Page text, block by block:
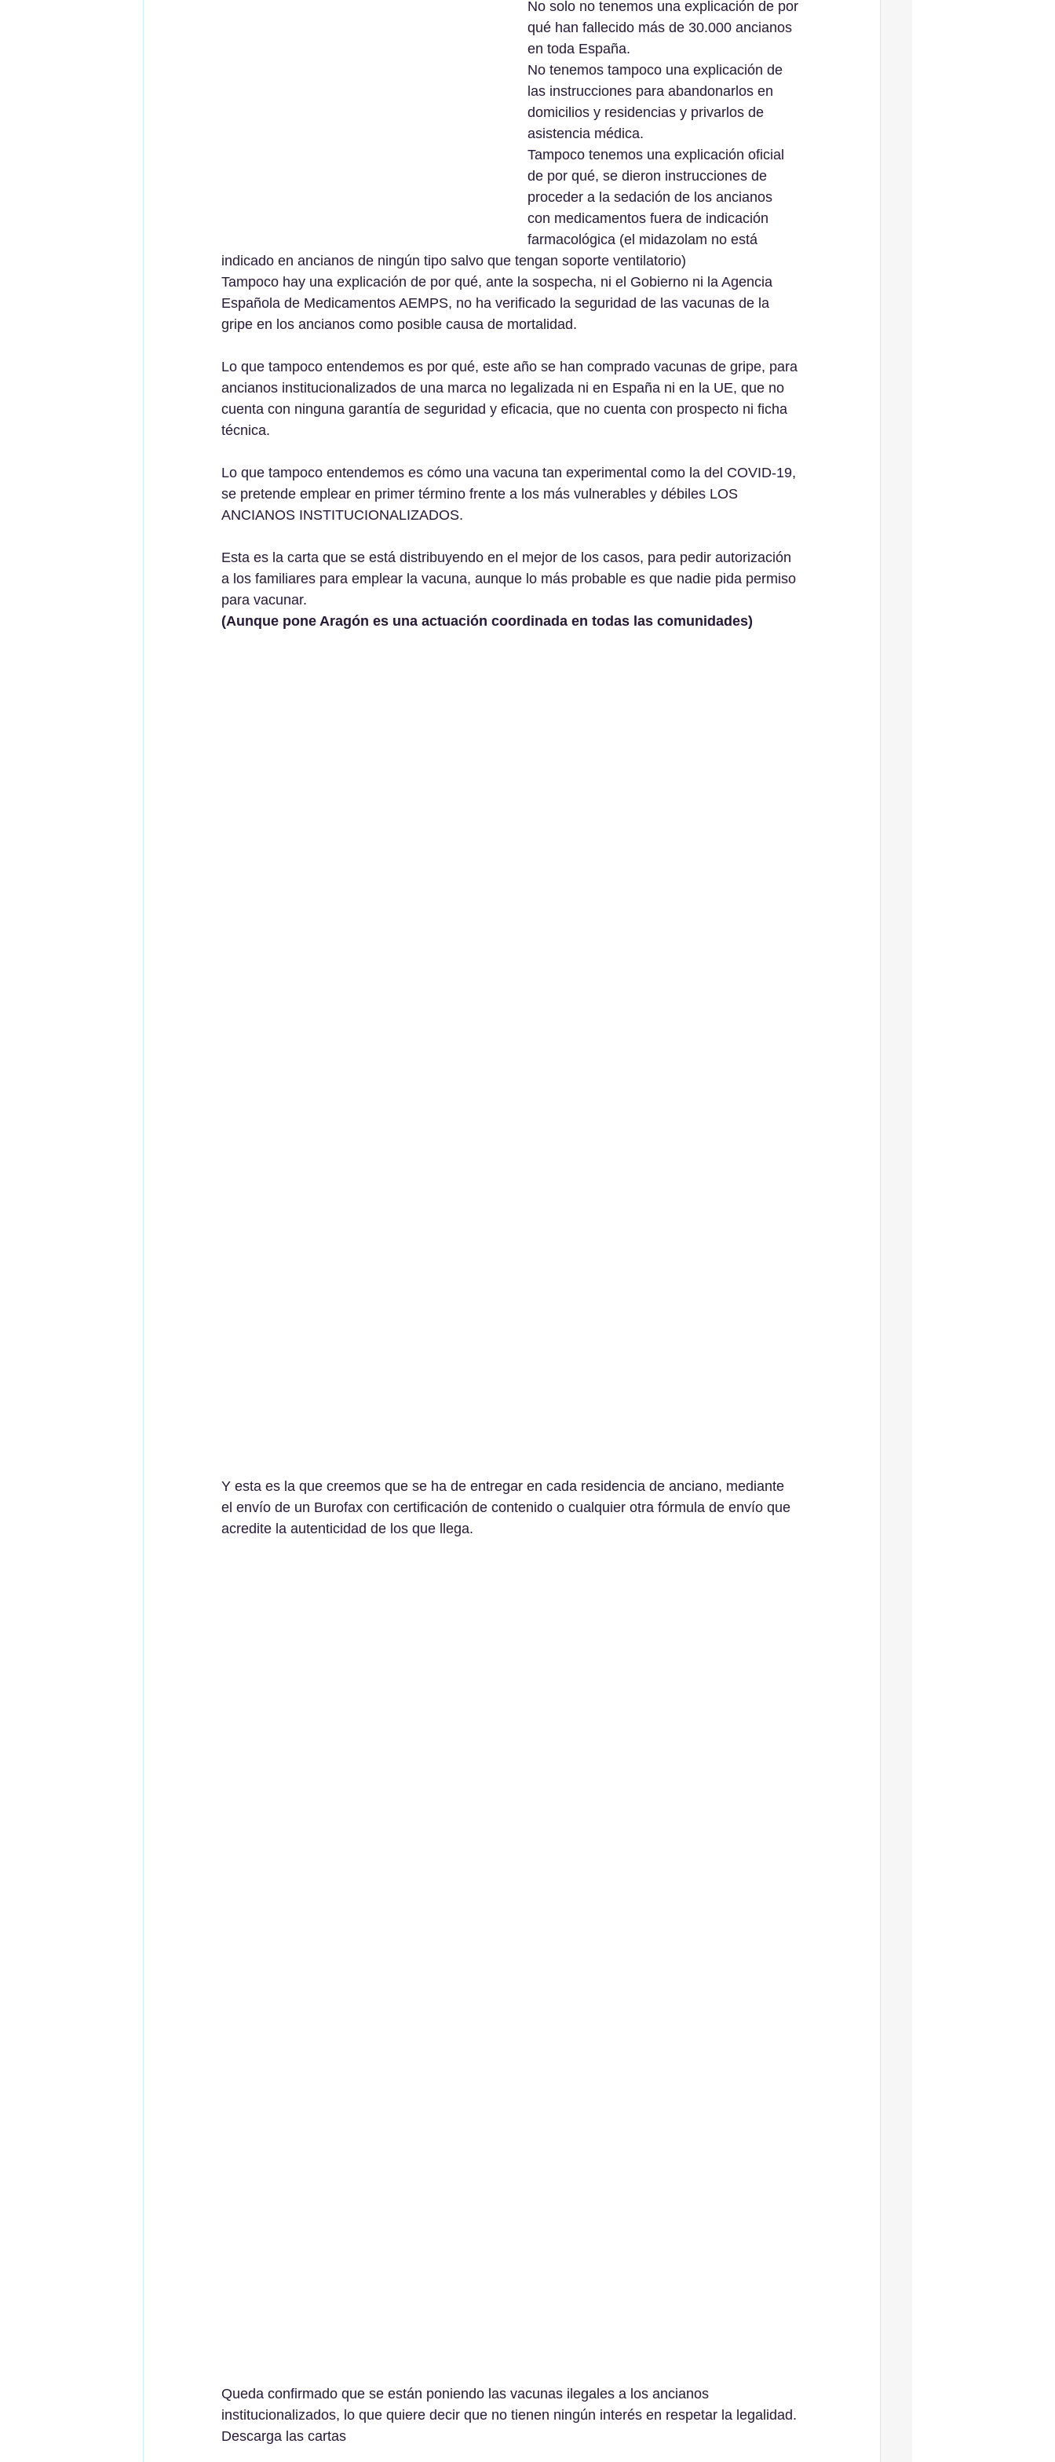
No solo no tenemos una explicación de por
qué han fallecido más de 30.000 ancianos
en toda España.
No tenemos tampoco una explicación de
las instrucciones para abandonarlos en
domicilios y residencias y privarlos de
asistencia médica.
Tampoco tenemos una explicación oficial
de por qué, se dieron instrucciones de
proceder a la sedación de los ancianos
con medicamentos fuera de indicación
farmacológica (el midazolam no está
indicado en ancianos de ningún tipo salvo que tengan soporte ventilatorio)
Tampoco hay una explicación de por qué, ante la sospecha, ni el Gobierno ni la Agencia
Española de Medicamentos AEMPS, no ha verificado la seguridad de las vacunas de la
gripe en los ancianos como posible causa de mortalidad.
Lo que tampoco entendemos es por qué, este año se han comprado vacunas de gripe, para
ancianos institucionalizados de una marca no legalizada ni en España ni en la UE, que no
cuenta con ninguna garantía de seguridad y eficacia, que no cuenta con prospecto ni ficha
técnica.
Lo que tampoco entendemos es cómo una vacuna tan experimental como la del COVID-19,
se pretende emplear en primer término frente a los más vulnerables y débiles LOS
ANCIANOS INSTITUCIONALIZADOS.
Esta es la carta que se está distribuyendo en el mejor de los casos, para pedir autorización
a los familiares para emplear la vacuna, aunque lo más probable es que nadie pida permiso
para vacunar.
(Aunque pone Aragón es una actuación coordinada en todas las comunidades)
Y esta es la que creemos que se ha de entregar en cada residencia de anciano, mediante
el envío de un Burofax con certificación de contenido o cualquier otra fórmula de envío que
acredite la autenticidad de los que llega.
Queda confirmado que se están poniendo las vacunas ilegales a los ancianos
institucionalizados, lo que quiere decir que no tienen ningún interés en respetar la legalidad.
Descarga las cartas